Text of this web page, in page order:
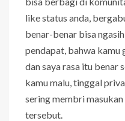
like status anda,
benar-benar bisa
pendapat, bahwa kamu
dan saya rasa itu benar
kamu malu, tinggal
sering membri
tersebut.